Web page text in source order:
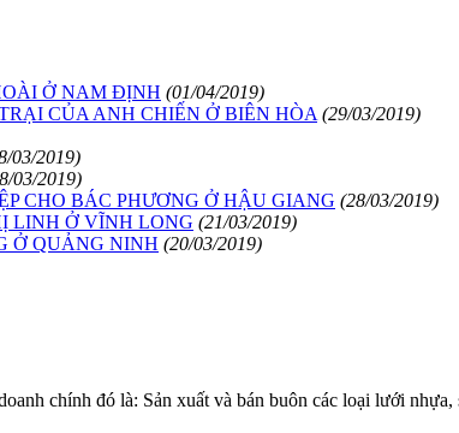
Ở NAM ĐỊNH (01/04/2019)
CỦA ANH CHIẾN Ở BIÊN HÒA (29/03/2019)
03/2019)
03/2019)
CHO BÁC PHƯƠNG Ở HẬU GIANG (28/03/2019)
LINH Ở VĨNH LONG (21/03/2019)
Ở QUẢNG NINH (20/03/2019)
chính đó là: Sản xuất và bán buôn các loại lưới